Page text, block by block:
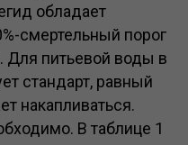
обладает
смертельный порог
Для питьевой воды в
стандарт, равный
накапливаться.
В таблице 1